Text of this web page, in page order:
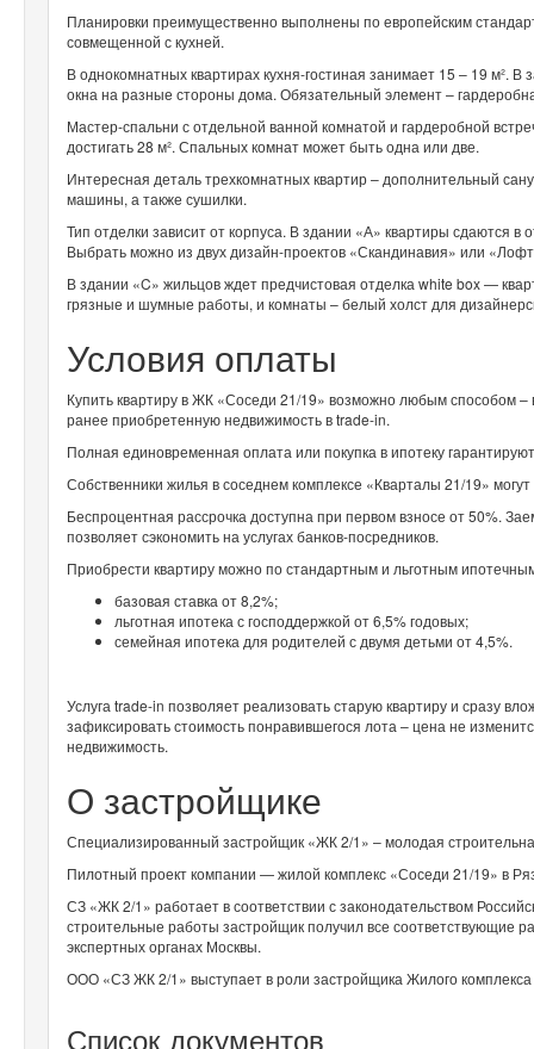
Планировки преимущественно выполнены по европейским
совмещенной с кухней.
В однокомнатных квартирах кухня-гостиная занимает 15 – 19 м².
окна на разные стороны дома. Обязательный элемент –
Мастер-спальни с отдельной ванной комнатой и гардеробной
достигать 28 м². Спальных комнат может быть одна или две.
Интересная деталь трехкомнатных квартир – дополнительный
машины, а также сушилки.
Тип отделки зависит от корпуса. В здании «А» квартиры сдаются
Выбрать можно из двух дизайн-проектов «Скандинавия» или
В здании «C» жильцов ждет предчистовая отделка white box —
грязные и шумные работы, и комнаты – белый холст для
Условия оплаты
Купить квартиру в ЖК «Соседи 21/19» возможно любым способом –
ранее приобретенную недвижимость в trade-in.
Полная единовременная оплата или покупка в ипотеку
Собственники жилья в соседнем комплексе «Кварталы 21/19»
Беспроцентная рассрочка доступна при первом взносе от 50%.
позволяет сэкономить на услугах банков-посредников.
Приобрести квартиру можно по стандартным и льготным
базовая ставка от 8,2%;
льготная ипотека с господдержкой от 6,5% годовых;
семейная ипотека для родителей с двумя детьми от 4,5%.
Услуга trade-in позволяет реализовать старую квартиру и сразу
зафиксировать стоимость понравившегося лота – цена не
недвижимость.
О застройщике
Специализированный застройщик «ЖК 2/1» – молодая
Пилотный проект компании — жилой комплекс «Соседи 21/19» в
СЗ «ЖК 2/1» работает в соответствии с законодательством
строительные работы застройщик получил все соответствующие
экспертных органах Москвы.
ООО «СЗ ЖК 2/1» выступает в роли застройщика Жилого
Список документов